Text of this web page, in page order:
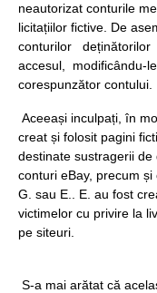
neautorizat conturile
licitațiilor fictive. De
conturilor
accesul, modificându-
corespunzător contului.
Aceeași inculpați, în
creat și folosit pagini
destinate sustragerii
conturi eBay, precum
G. sau E.. E. au fost
victimelor cu privire la
pe siteuri.
S-a mai arătat că